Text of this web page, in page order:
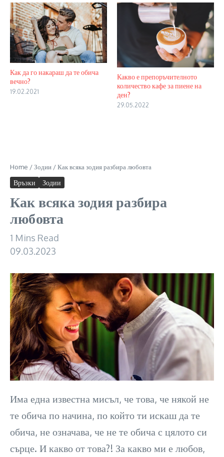
Как да го накараш да те обича
вечно?
19.02.2021
Какво е препоръчителното
количество кафе за пиене на
ден?
29.05.2022
Home /Зодии /Как всяка зодия разбира любовта
Връзки Зодии
Как всяка зодия разбира
любовта
1 Mins Read
09.03.2023
Има една известна мисъл, че това, че някой не
те обича по начина, по който ти искаш да те
обича, не означава, че не те обича с цялото си
сърце. И какво от това?! За какво ми е любов,